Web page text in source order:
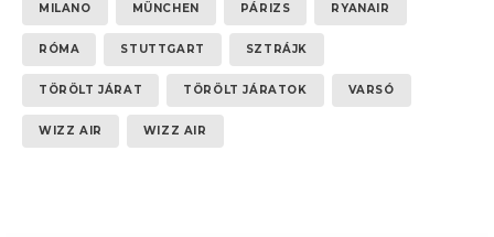
MILANO MÜNCHEN PÁRIZS RYANAIR
RÓMA STUTTGART SZTRÁJK
TÖRÖLT JÁRAT TÖRÖLT JÁRATOK VARSÓ
WIZZ AIR WIZZ AIR